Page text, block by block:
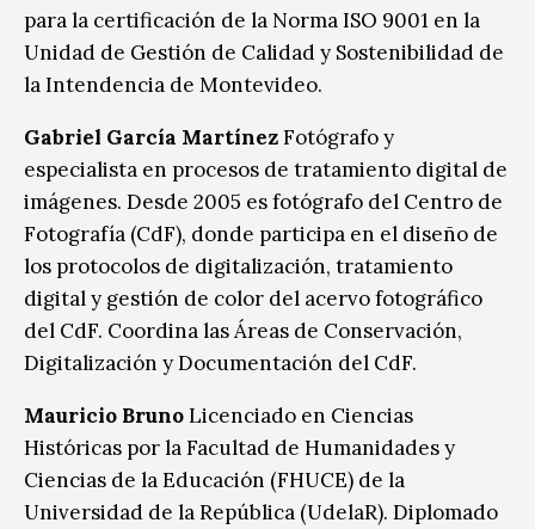
para la certificación de la Norma ISO 9001 en la
Unidad de Gestión de Calidad y Sostenibilidad de
la Intendencia de Montevideo.
Gabriel García MartínezFotógrafo y
especialista en procesos de tratamiento digital de
imágenes. Desde 2005 es fotógrafo del Centro de
Fotografía (CdF), donde participa en el diseño de
los protocolos de digitalización, tratamiento
digital y gestión de color del acervo fotográfico
del CdF. Coordina las Áreas de Conservación,
Digitalización y Documentación del CdF.
Mauricio BrunoLicenciado en Ciencias
Históricas por la Facultad de Humanidades y
Ciencias de la Educación (FHUCE) de la
Universidad de la República (UdelaR). Diplomado